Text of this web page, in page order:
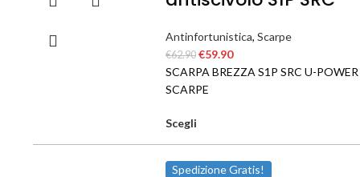
Antinfortunistica, Scarpe
€62.90 €59.90
SCARPA BREZZA S1P SRC U-POWER
SCARPE
Scegli
Spedizione Gratis!